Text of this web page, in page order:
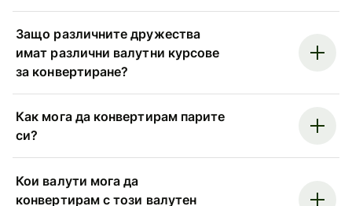
Защо различните дружества
имат различни валутни курсове
за конвертиране?
Как мога да конвертирам парите
си?
Кои валути мога да
конвертирам с този валутен